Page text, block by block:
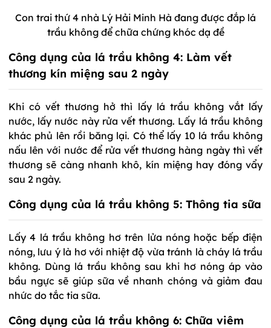
Con trai thứ 4 nhà Lý Hải Minh Hà đang được đắp lá
trầu không để chữa chứng khóc dạ đề
Công dụng của lá trầu không 4: Làm vết
thương kín miệng sau 2 ngày
Khi có vết thương hở thì lấy lá trầu không vắt lấy
nước, lấy nước này rửa vết thương. Lấy lá trầu không
khác phủ lên rồi băng lại. Có thể lấy 10 lá trầu không
nấu lên với nước để rửa vết thương hàng ngày thì vết
thương sẽ càng nhanh khô, kín miệng hay đóng vẩy
sau 2 ngày.
Công dụng của lá trầu không 5: Thông tia sữa
Lấy 4 lá trầu không hơ trên lửa nóng hoặc bếp điện
nóng, lưu ý là hơ với nhiệt độ vừa tránh là cháy lá trầu
không. Dùng lá trầu không sau khi hơ nóng áp vào
bầu ngực sẽ giúp sữa về nhanh chóng và giảm đau
nhức do tắc tia sữa.
Công dụng của lá trầu không 6: Chữa viêm